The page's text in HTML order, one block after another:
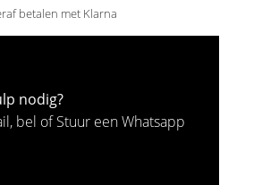
betalen met Klarna
nodig?
bel of Stuur een Whatsapp